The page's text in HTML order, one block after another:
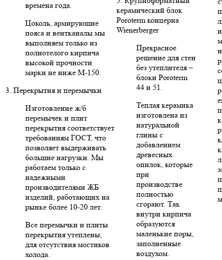
времена года.
Цоколь, армирующие
пояса и вентканалы мы
выполняем только из
полнотелого кирпича
высокой прочности
марки не ниже М-150.
3. Перекрытия и перемычки
Изготовление ж/б
перемычек и плит
перекрытия соответствует
требованиям ГОСТ, что
позволяет выдерживать
большие нагрузки. Мы
работаем только с
надежными
производителями ЖБ
изделий, работающих на
рынке более 10-20 лет.
Все перемычки и плиты
перекрытия утеплены,
для отсутствия мостиков
холода.
керамический блок
Poroterm концерна
Wienerberger
Прекрасное
решение для стен
без утеплителя –
блоки Poroterm
44 и 51.
Теплая керамика
изготовлена из
натуральной
глины с
добавлением
древесных
опилок, которые
при
производстве
полностью
сгорают. Так
внутри кирпича
образуются
маленькие поры,
заполненные
воздухом.